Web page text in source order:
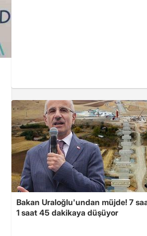
Bakan Uraloğlu'undan müjde! 7
1 saat 45 dakikaya düşüyor